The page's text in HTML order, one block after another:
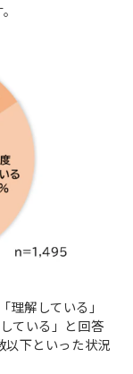
解している」
ている」と回答
以下といった状況